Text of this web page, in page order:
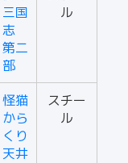
三国
志
第二
部
ル
怪猫
から
くり
天井
スチー
ル